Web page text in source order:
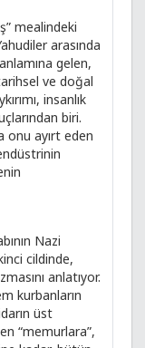
mealindeki
arasında
gelen,
ve doğal
insanlık
biri.
onu ayırt eden
Nazi
cildinde,
anlatıyor.
kurbanların
üst
“memurlara”,